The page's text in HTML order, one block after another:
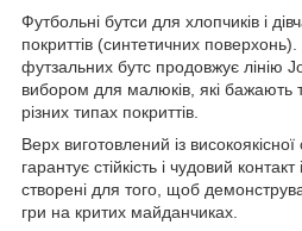
Футбольні бутси для хлопчиків і
покриттів (синтетичних
футзальних бутс продовжує лінію
вибором для малюків, які бажають
різних типах покриттів.
Верх виготовлений із
гарантує стійкість і чудовий
створені для того, щоб
гри на критих майданчиках.